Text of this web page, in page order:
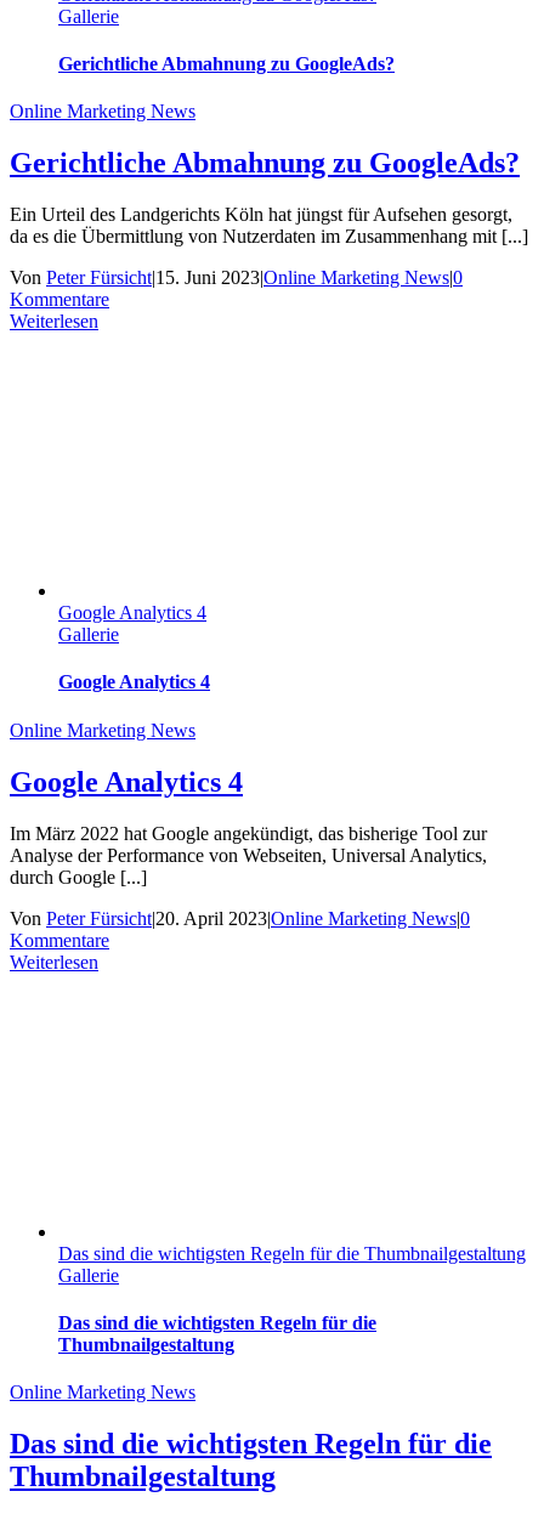
Gallerie
Gerichtliche Abmahnung zu GoogleAds?
Online Marketing News
Gerichtliche Abmahnung zu GoogleAds?
Ein Urteil des Landgerichts Köln hat jüngst für Aufsehen gesorgt,
da es die Übermittlung von Nutzerdaten im Zusammenhang mit [...]
Von Peter Fürsicht|15. Juni 2023|Online Marketing News|0
Kommentare
Weiterlesen
Google Analytics 4
Gallerie
Google Analytics 4
Online Marketing News
Google Analytics 4
Im März 2022 hat Google angekündigt, das bisherige Tool zur
Analyse der Performance von Webseiten, Universal Analytics,
durch Google [...]
Von Peter Fürsicht|20. April 2023|Online Marketing News|0
Kommentare
Weiterlesen
Das sind die wichtigsten Regeln für die Thumbnailgestaltung
Gallerie
Das sind die wichtigsten Regeln für die
Thumbnailgestaltung
Online Marketing News
Das sind die wichtigsten Regeln für die
Thumbnailgestaltung